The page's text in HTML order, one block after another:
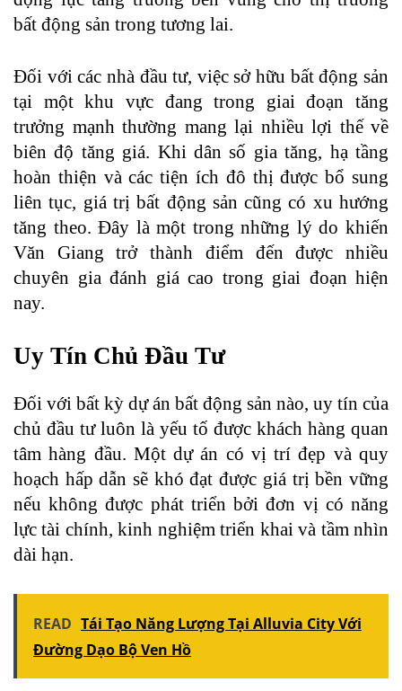
bất động sản trong tương lai.
Đối với các nhà đầu tư, việc sở hữu bất động sản
tại một khu vực đang trong giai đoạn tăng
trưởng mạnh thường mang lại nhiều lợi thế về
biên độ tăng giá. Khi dân số gia tăng, hạ tầng
hoàn thiện và các tiện ích đô thị được bổ sung
liên tục, giá trị bất động sản cũng có xu hướng
tăng theo. Đây là một trong những lý do khiến
Văn Giang trở thành điểm đến được nhiều
chuyên gia đánh giá cao trong giai đoạn hiện
nay.
Uy Tín Chủ Đầu Tư
Đối với bất kỳ dự án bất động sản nào, uy tín của
chủ đầu tư luôn là yếu tố được khách hàng quan
tâm hàng đầu. Một dự án có vị trí đẹp và quy
hoạch hấp dẫn sẽ khó đạt được giá trị bền vững
nếu không được phát triển bởi đơn vị có năng
lực tài chính, kinh nghiệm triển khai và tầm nhìn
dài hạn.
READ Tái Tạo Năng Lượng Tại Alluvia City Với
Đường Dạo Bộ Ven Hồ